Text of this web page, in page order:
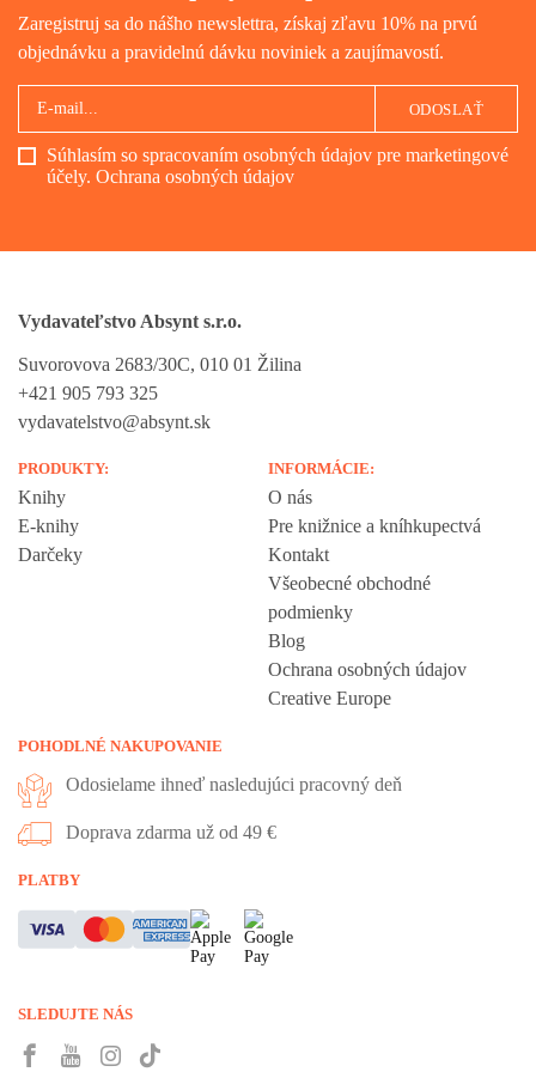
Zaregistruj sa do nášho newslettra, získaj zľavu 10% na prvú
objednávku a pravidelnú dávku noviniek a zaujímavostí.
Súhlasím so spracovaním osobných údajov pre marketingové
účely. Ochrana osobných údajov
ODOSLAŤ
Vydavateľstvo Absynt s.r.o.
Suvorovova 2683/30C, 010 01 Žilina
+421 905 793 325
vydavatelstvo@absynt.sk
PRODUKTY:
Knihy
E-knihy
Darčeky
INFORMÁCIE:
O nás
Pre knižnice a kníhkupectvá
Kontakt
Všeobecné obchodné
podmienky
Blog
Ochrana osobných údajov
Creative Europe
POHODLNÉ NAKUPOVANIE
Odosielame ihneď nasledujúci pracovný deň
Doprava zdarma už od 49 €
PLATBY
SLEDUJTE NÁS
Vážime si vaše súkromie
Táto stránka používa cookies, aby vám ponúkla skvelý zážitok z
prehliadania. Všetky dôležité informácie nájdete na stránke Cookies.
všetkých cookies, ktoré sa nachádzajú na tomto webe, môžete to
potvrdiť tlačidlom “Súhlasím a pokračovať", ak chcete svoje